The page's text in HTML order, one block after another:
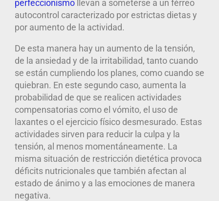
perfeccionismo llevan a someterse a un férreo
autocontrol caracterizado por estrictas dietas y
por aumento de la actividad.
De esta manera hay un aumento de la tensión,
de la ansiedad y de la irritabilidad, tanto cuando
se están cumpliendo los planes, como cuando se
quiebran. En este segundo caso, aumenta la
probabilidad de que se realicen actividades
compensatorias como el vómito, el uso de
laxantes o el ejercicio físico desmesurado. Estas
actividades sirven para reducir la culpa y la
tensión, al menos momentáneamente. La
misma situación de restricción dietética provoca
déficits nutricionales que también afectan al
estado de ánimo y a las emociones de manera
negativa.